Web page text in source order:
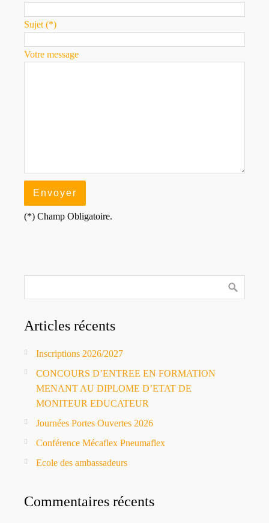
Sujet (*)
Votre message
(*) Champ Obligatoire.
Articles récents
Inscriptions 2026/2027
CONCOURS D’ENTREE EN FORMATION
MENANT AU DIPLOME D’ETAT DE
MONITEUR EDUCATEUR
Journées Portes Ouvertes 2026
Conférence Mécaflex Pneumaflex
Ecole des ambassadeurs
Commentaires récents